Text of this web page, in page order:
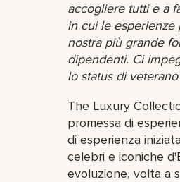
accogliere tutti e a
in cui le esperienze
nostra più grande
dipendenti. Ci
lo status di
The Luxury
promessa di
di esperienza
celebri e iconiche
evoluzione, volta a